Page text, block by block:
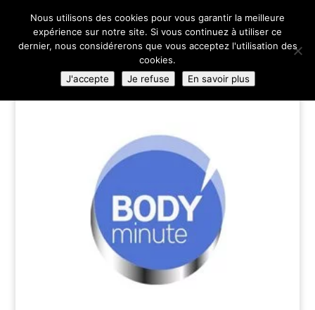
02 35 84 83 00
Nous utilisons des cookies pour vous garantir la meilleure
expérience sur notre site. Si vous continuez à utiliser ce
dernier, nous considérerons que vous acceptez l'utilisation des
cookies.
J'accepte
Je refuse En savoir plus